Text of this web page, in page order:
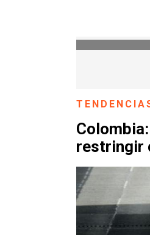
restringir